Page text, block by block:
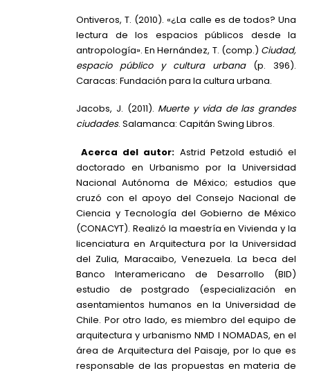
Ontiveros, T. (2010). «¿La calle es de todos? Una
lectura de los espacios públicos desde la
antropología». En Hernández, T. (comp.) Ciudad,
espacio público y cultura urbana(p. 396).
Caracas: Fundación para la cultura urbana.
Jacobs, J. (2011). Muerte y vida de las grandes
ciudades. Salamanca: Capitán Swing Libros.
Acerca del autor: Astrid Petzold estudió el
doctorado en Urbanismo por la Universidad
Nacional Autónoma de México; estudios que
cruzó con el apoyo del Consejo Nacional de
Ciencia y Tecnología del Gobierno de México
(CONACYT). Realizó la maestría en Vivienda y la
licenciatura en Arquitectura por la Universidad
del Zulia, Maracaibo, Venezuela. La beca del
Banco Interamericano de Desarrollo (BID)
estudio de postgrado (especialización en
asentamientos humanos en la Universidad de
Chile. Por otro lado, es miembro del equipo de
arquitectura y urbanismo NMD l NOMADAS, en el
área de Arquitectura del Paisaje, por lo que es
responsable de las propuestas en materia de